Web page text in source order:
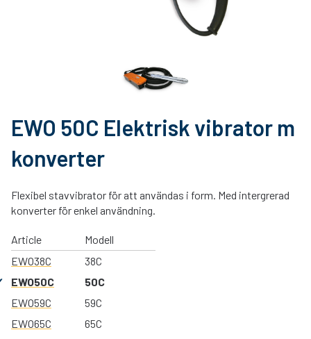
EWO 50C Elektrisk vibrator m
konverter
Flexibel stavvibrator för att användas i form. Med intergrerad
konverter för enkel användning.
Article
Modell
EWO38C
38C
EWO50C
50C
EWO59C
59C
EWO65C
65C